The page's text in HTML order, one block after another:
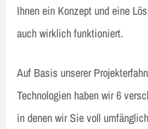
Ihnen ein Konzept und eine
auch wirklich funktioniert.
Auf Basis unserer
Technologien haben wir 6
in denen wir Sie voll